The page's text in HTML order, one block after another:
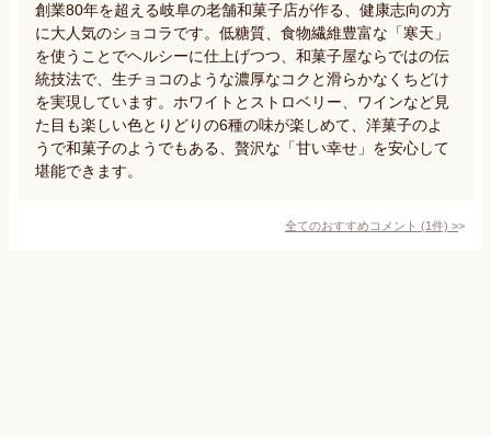
創業80年を超える岐阜の老舗和菓子店が作る、健康志向の方
に大人気のショコラです。低糖質、食物繊維豊富な「寒天」
を使うことでヘルシーに仕上げつつ、和菓子屋ならではの伝
統技法で、生チョコのような濃厚なコクと滑らかなくちどけ
を実現しています。ホワイトとストロベリー、ワインなど見
た目も楽しい色とりどりの6種の味が楽しめて、洋菓子のよ
うで和菓子のようでもある、贅沢な「甘い幸せ」を安心して
堪能できます。
全てのおすすめコメント (1件) >